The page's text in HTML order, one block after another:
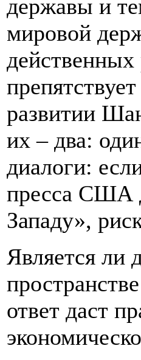
державы и
мировой
действенных
развитии
их – два:
диалоги:
пресса США
Западу»,
Является ли
ответ даст